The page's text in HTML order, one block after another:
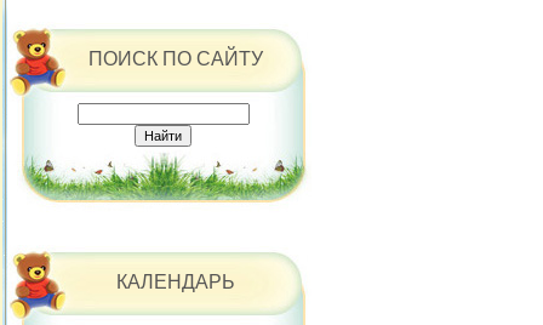
ПОИСК ПО САЙТУ
КАЛЕНДАРЬ